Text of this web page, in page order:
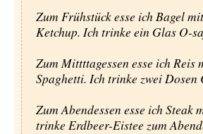
Zum Frühstück esse ich Bagel
Ketchup. Ich trinke ein Glas O-
Zum Mittttagessen esse ich
Spaghetti. Ich trinke zwei Dosen
Zum Abendessen esse ich
trinke Erdbeer-Eistee zum